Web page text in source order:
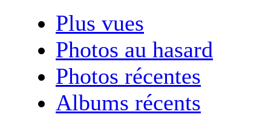
Plus vues
Photos au hasard
Photos récentes
Albums récents